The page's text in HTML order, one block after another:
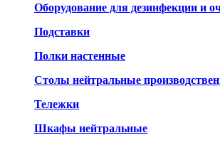
Оборудование для дезинфекции и
Подставки
Полки настенные
Столы нейтральные
Тележки
Шкафы нейтральные